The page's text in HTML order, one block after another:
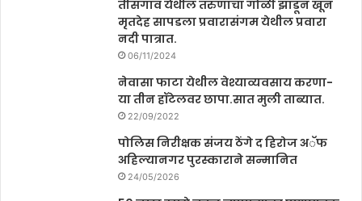
तीसगाव येथील तरुणाचा गोळी झाडून खून
मृतदेह सापडला प्रवारासंगम येथील प्रवारा
नदी पात्रात.
06/11/2024
नेवासा फाटा येथील वेश्याव्यवसाय करणा-
या तीन हॉटेलवर छापा.सात मुली ताब्यात.
22/09/2022
पोलिस निरीक्षक संजय ठेंगे द हिरोज अॅफ
अहिल्यानगर पुरस्काराने सन्मानित
24/05/2026